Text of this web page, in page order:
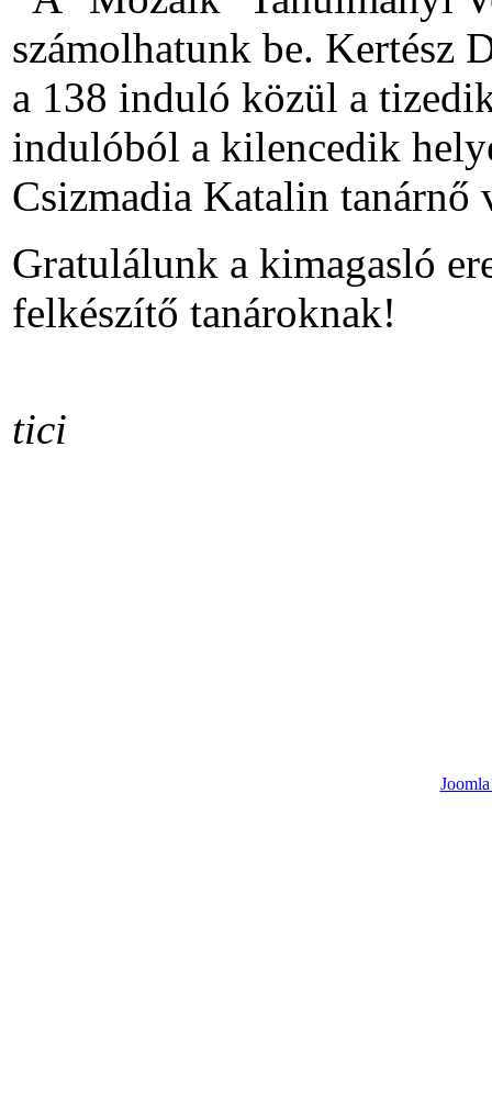
számolhatunk be. Kertész
a 138 induló közül a
indulóból a kilencedik
Csizmadia Katalin tanárnő
Gratulálunk a kimagasló
felkészítő tanároknak!
tici